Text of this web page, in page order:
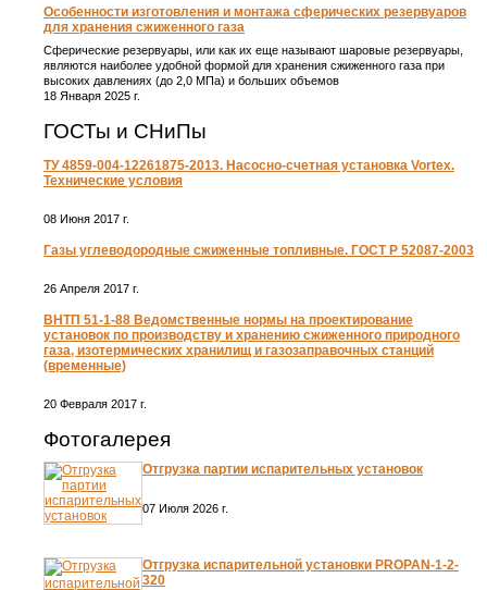
Особенности изготовления и монтажа сферических резервуаров
для хранения сжиженного газа
Сферические резервуары, или как их еще называют шаровые резервуары,
являются наиболее удобной формой для хранения сжиженного газа при
высоких давлениях (до 2,0 МПа) и больших объемов
18 Января 2025 г.
ГОСТы и СНиПы
ТУ 4859-004-12261875-2013. Насосно-счетная установка Vortex.
Технические условия
08 Июня 2017 г.
Газы углеводородные сжиженные топливные. ГОСТ Р 52087-2003
26 Апреля 2017 г.
ВНТП 51-1-88 Ведомственные нормы на проектирование
установок по производству и хранению сжиженного природного
газа, изотермических хранилищ и газозаправочных станций
(временные)
20 Февраля 2017 г.
Фотогалерея
Отгрузка партии испарительных установок
07 Июля 2026 г.
Отгрузка испарительной установки PROPAN-1-2-
320